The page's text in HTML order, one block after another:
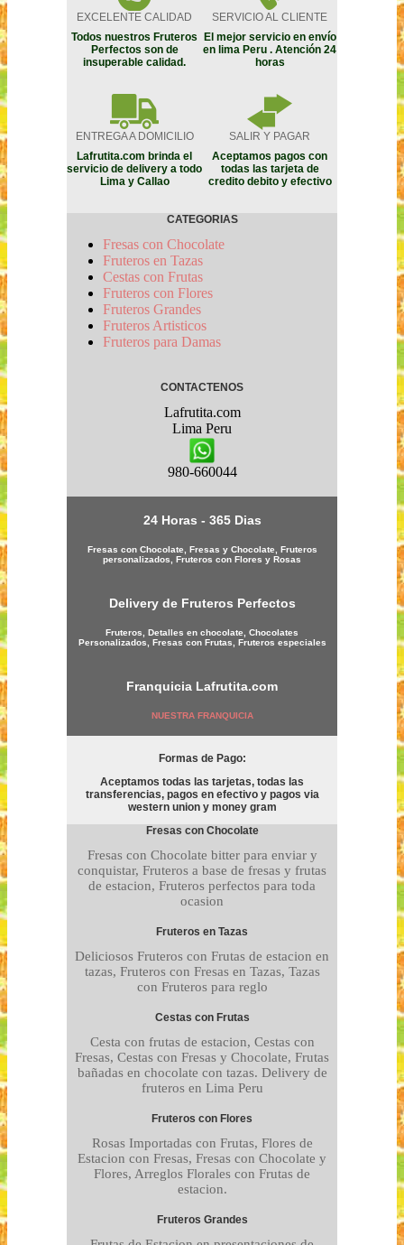
EXCELENTE CALIDAD
SERVICIO AL CLIENTE
Todos nuestros Fruteros
Perfectos son de
insuperable calidad.
El mejor servicio en envío
en lima Peru . Atención 24
horas
ENTREGA A DOMICILIO
SALIR Y PAGAR
Lafrutita.com brinda el
servicio de delivery a todo
Lima y Callao
Aceptamos pagos con
todas las tarjeta de
credito debito y efectivo
CATEGORIAS
Fresas con Chocolate
Fruteros en Tazas
Cestas con Frutas
Fruteros con Flores
Fruteros Grandes
Fruteros Artisticos
Fruteros para Damas
CONTACTENOS
Lafrutita.com
Lima Peru
980-660044
24 Horas - 365 Dias
Fresas con Chocolate, Fresas y Chocolate, Fruteros
personalizados, Fruteros con Flores y Rosas
Delivery de Fruteros Perfectos
Fruteros, Detalles en chocolate, Chocolates
Personalizados, Fresas con Frutas, Fruteros especiales
Franquicia Lafrutita.com
NUESTRA FRANQUICIA
Formas de Pago:
Aceptamos todas las tarjetas, todas las
transferencias, pagos en efectivo y pagos via
western union y money gram
Fresas con Chocolate
Fresas con Chocolate bitter para enviar y
conquistar, Fruteros a base de fresas y frutas
de estacion, Fruteros perfectos para toda
ocasion
Fruteros en Tazas
Deliciosos Fruteros con Frutas de estacion en
tazas, Fruteros con Fresas en Tazas, Tazas
con Fruteros para reglo
Cestas con Frutas
Cesta con frutas de estacion, Cestas con
Fresas, Cestas con Fresas y Chocolate, Frutas
bañadas en chocolate con tazas. Delivery de
fruteros en Lima Peru
Fruteros con Flores
Rosas Importadas con Frutas, Flores de
Estacion con Fresas, Fresas con Chocolate y
Flores, Arreglos Florales con Frutas de
estacion.
Fruteros Grandes